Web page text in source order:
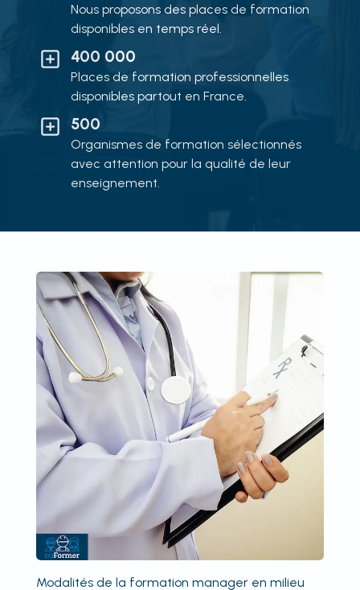
Nous proposons des places de formation
disponibles en temps réel.
400 000
Places de formation professionnelles
disponibles partout en France.
500
Organismes de formation sélectionnés
avec attention pour la qualité de leur
enseignement.
Modalités de la formation manager en milieu